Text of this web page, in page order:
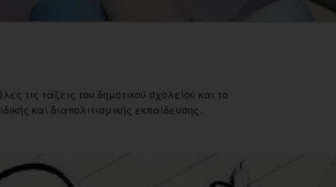
τις τάξεις του δημοτικού σχολείου και το
και διαπολιτισμικής εκπαίδευσης.